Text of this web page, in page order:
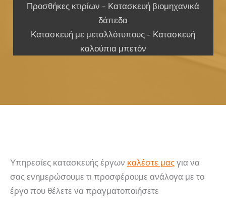
Προσθήκες κτιρίων – Κατασκευή βιομηχανικά
δάπεδα
Κατασκευή με μεταλλότυπους – Κατασκευή
καλούπια μπετόν
Υπηρεσίες κατασκευής έργων καλέστε μας για να
σας ενημερώσουμε τι προσφέρουμε ανάλογα με το
έργο που θέλετε να πραγματοποιήσετε